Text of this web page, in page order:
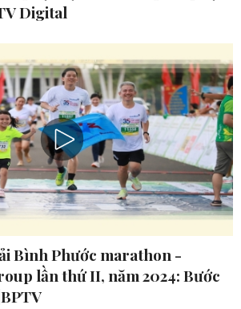
Digital
Bình Phước marathon -
lần thứ II, năm 2024: Bước